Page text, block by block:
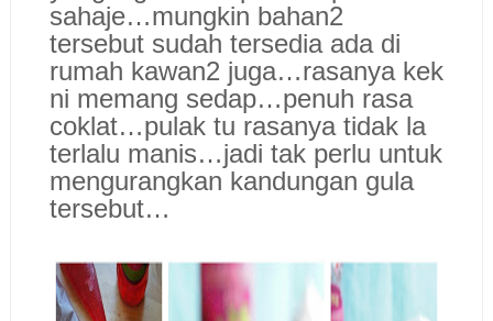
sahaje…mungkin bahan2
tersebut sudah tersedia ada di
rumah kawan2 juga…rasanya kek
ni memang sedap…penuh rasa
coklat…pulak tu rasanya tidak la
terlalu manis…jadi tak perlu untuk
mengurangkan kandungan gula
tersebut…